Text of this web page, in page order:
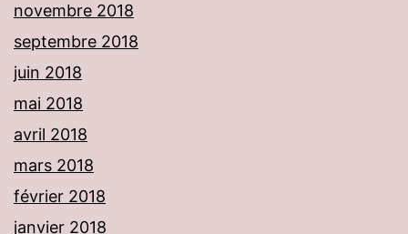
novembre 2018
septembre 2018
juin 2018
mai 2018
avril 2018
mars 2018
février 2018
janvier 2018